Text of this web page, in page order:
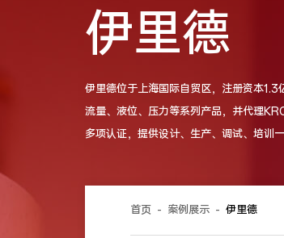
伊里德
伊里德位于上海国际自贸区，注册资本
流量、液位、压力等系列产品，并代理
多项认证，提供设计、生产、调试、培训
首页 - 案例展示 - 伊里德